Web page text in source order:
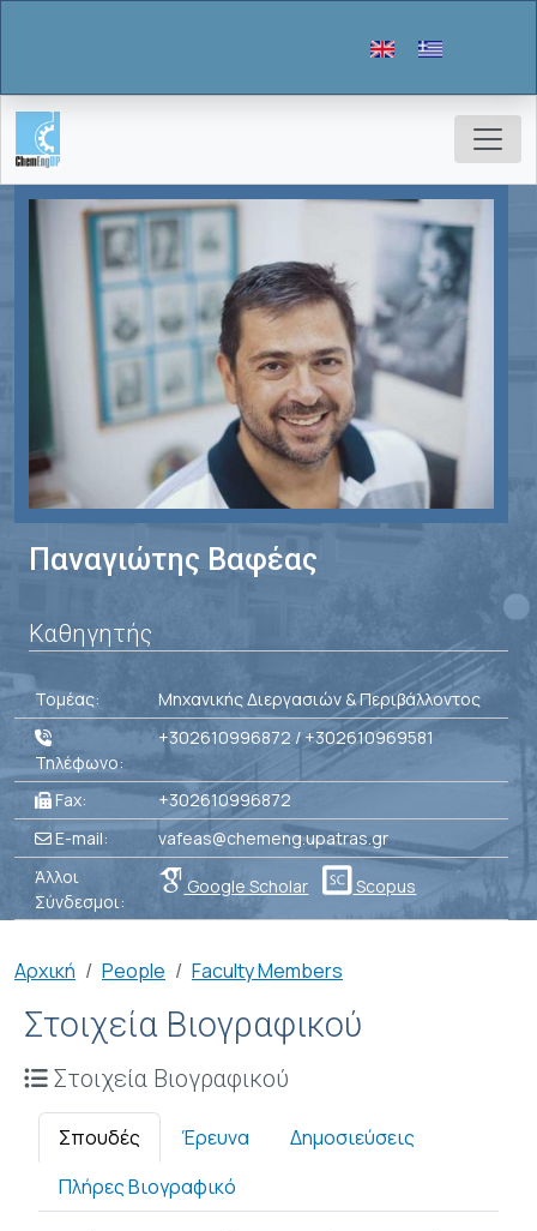
Παναγιώτης Βαφέας
Καθηγητής
Τομέας: Μηχανικής Διεργασιών & Περιβάλλοντος
Τηλέφωνο:
+302610996872 / +302610969581
Fax:
+302610996872
E-mail:
vafeas@chemeng.upatras.gr
Άλλοι
Σύνδεσμοι:
Google Scholar Scopus
Breadcrumb
Αρχική People Faculty Members
Στοιχεία Βιογραφικού
Στοιχεία Βιογραφικού
Σπουδές Έρευνα
Δημοσιεύσεις
Πλήρες Βιογραφικό